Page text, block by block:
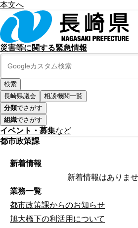
本文へ
災害等に関する緊急情報
長崎県議会
相談機関一覧
分類でさがす
組織でさがす
イベント・募集など
都市政策課
新着情報
新着情報はありませ
業務一覧
都市政策課からのお知らせ
旭大橋下の利活用について